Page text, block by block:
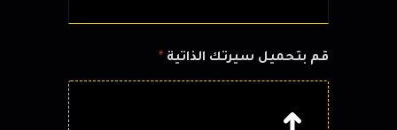
قم بتحميل سيرتك الذاتية *